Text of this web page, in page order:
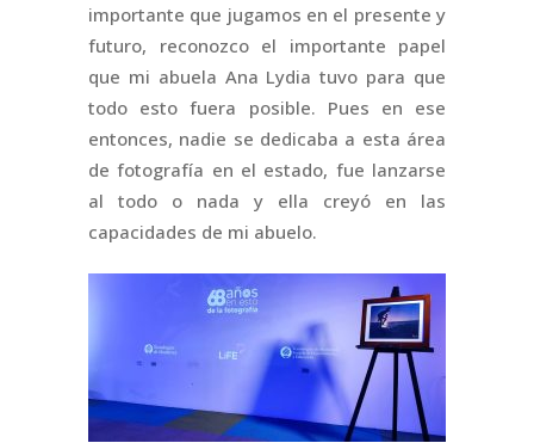
importante que jugamos en el presente y
futuro, reconozco el importante papel
que mi abuela Ana Lydia tuvo para que
todo esto fuera posible. Pues en ese
entonces, nadie se dedicaba a esta área
de fotografía en el estado, fue lanzarse
al todo o nada y ella creyó en las
capacidades de mi abuelo.